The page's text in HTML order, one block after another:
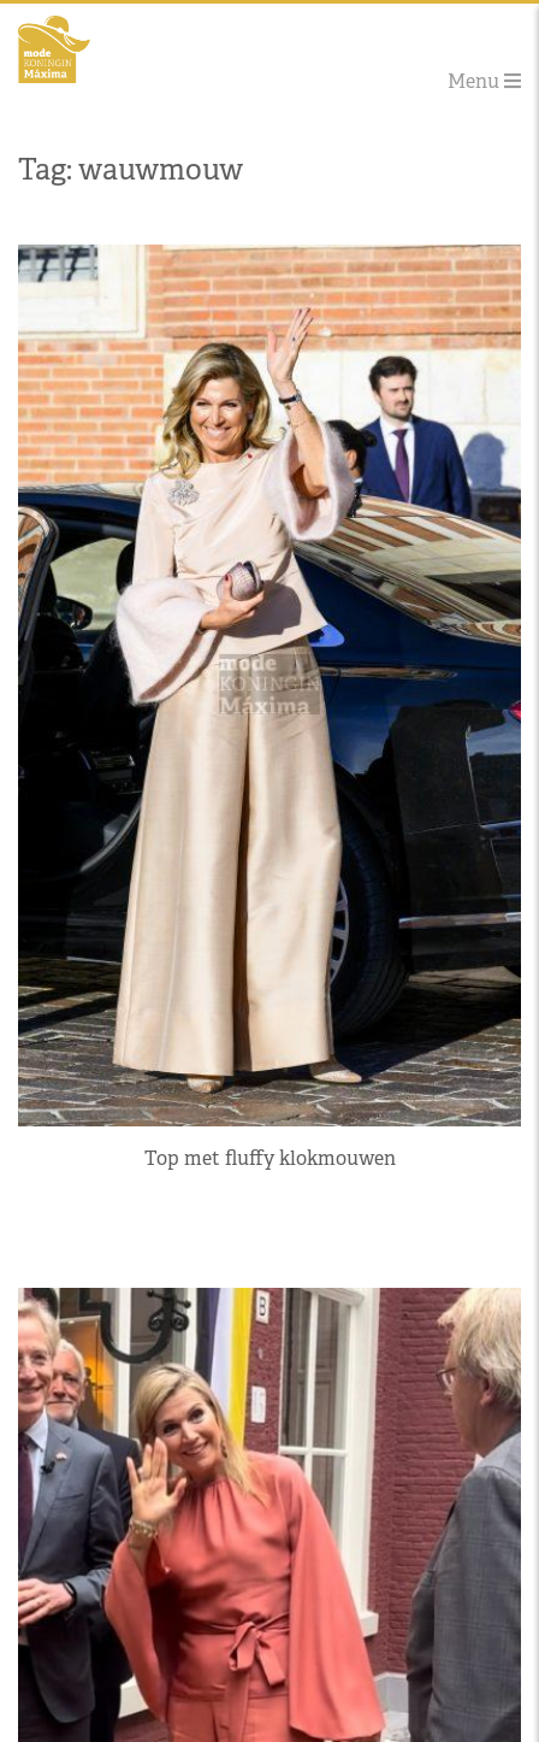
Menu
Tag: wauwmouw
Top met fluffy klokmouwen